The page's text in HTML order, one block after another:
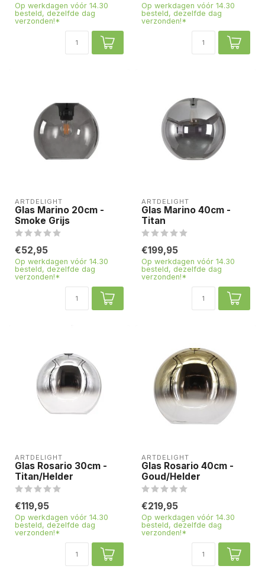
Op werkdagen vóór 14.30
besteld, dezelfde dag
verzonden!*
Op werkdagen vóór 14.30
besteld, dezelfde dag
verzonden!*
ARTDELIGHT
Glas Marino 20cm -
Smoke Grijs
€52,95
Op werkdagen vóór 14.30
besteld, dezelfde dag
verzonden!*
ARTDELIGHT
Glas Marino 40cm -
Titan
€199,95
Op werkdagen vóór 14.30
besteld, dezelfde dag
verzonden!*
ARTDELIGHT
Glas Rosario 30cm -
Titan/Helder
€119,95
Op werkdagen vóór 14.30
besteld, dezelfde dag
verzonden!*
ARTDELIGHT
Glas Rosario 40cm -
Goud/Helder
€219,95
Op werkdagen vóór 14.30
besteld, dezelfde dag
verzonden!*